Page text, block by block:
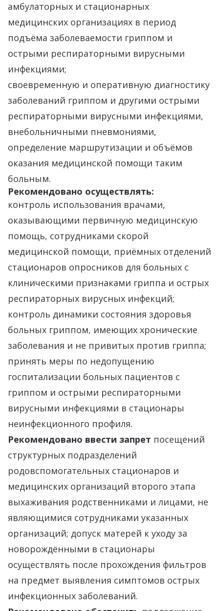
амбулаторных и стационарных
медицинских организациях в период
подъёма заболеваемости гриппом и
острыми респираторными вирусными
инфекциями;
своевременную и оперативную диагностику
заболеваний гриппом и другими острыми
респираторными вирусными инфекциями,
внебольничными пневмониями,
определение маршрутизации и объёмов
оказания медицинской помощи таким
больным.
Рекомендовано осуществлять:
контроль использования врачами,
оказывающими первичную медицинскую
помощь, сотрудниками скорой
медицинской помощи, приёмных отделений
стационаров опросников для больных с
клиническими признаками гриппа и острых
респираторных вирусных инфекций;
контроль динамики состояния здоровья
больных гриппом, имеющих хронические
заболевания и не привитых против гриппа;
принять меры по недопущению
госпитализации больных пациентов с
гриппом и острыми респираторными
вирусными инфекциями в стационары
неинфекционного профиля.
Рекомендовано ввести запрет посещений
структурных подразделений
родовспомогательных стационаров и
медицинских организаций второго этапа
выхаживания родственниками и лицами, не
являющимися сотрудниками указанных
организаций; допуск матерей к уходу за
новорождёнными в стационары
осуществлять после прохождения фильтров
на предмет выявления симптомов острых
инфекционных заболеваний.